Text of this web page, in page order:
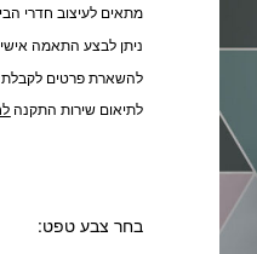
מתאים לעיצוב חדרי
ניתן לבצע התאמה
להשארת פרטים
לתיאום שירות התקנה
בחר צבע טפט